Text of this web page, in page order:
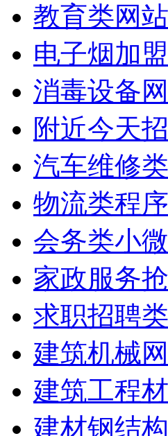
教育类网
电子烟加
消毒设备
附近今天
汽车维修
物流类程
会务类小
家政服务
求职招聘
建筑机械
建筑工程
建材钢结